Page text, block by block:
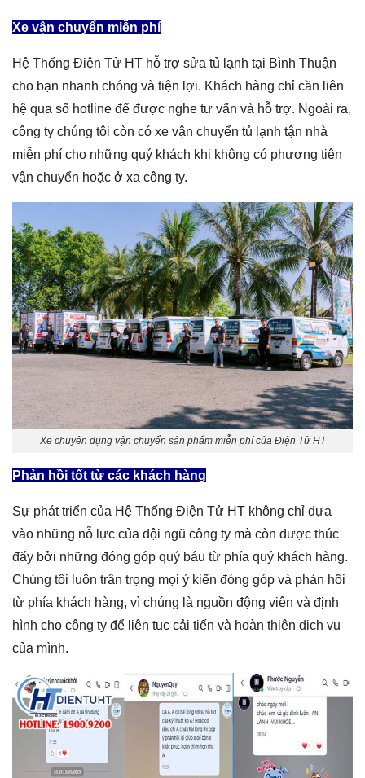
Xe vận chuyển miễn phí
Hệ Thống Điện Tử HT hỗ trợ sửa tủ lạnh tại Bình Thuận
cho bạn nhanh chóng và tiện lợi. Khách hàng chỉ cần liên
hệ qua số hotline để được nghe tư vấn và hỗ trợ. Ngoài ra,
công ty chúng tôi còn có xe vận chuyển tủ lạnh tận nhà
miễn phí cho những quý khách khi không có phương tiện
vận chuyển hoặc ở xa công ty.
Xe chuyên dụng vận chuyển sản phẩm miễn phí của Điện Tử HT
Phản hồi tốt từ các khách hàng
Sự phát triển của Hệ Thống Điện Tử HT không chỉ dựa
vào những nỗ lực của đội ngũ công ty mà còn được thúc
đẩy bởi những đóng góp quý báu từ phía quý khách hàng.
Chúng tôi luôn trân trọng mọi ý kiến đóng góp và phản hồi
từ phía khách hàng, vì chúng là nguồn động viên và định
hình cho công ty để liên tục cải tiến và hoàn thiện dịch vụ
của mình.